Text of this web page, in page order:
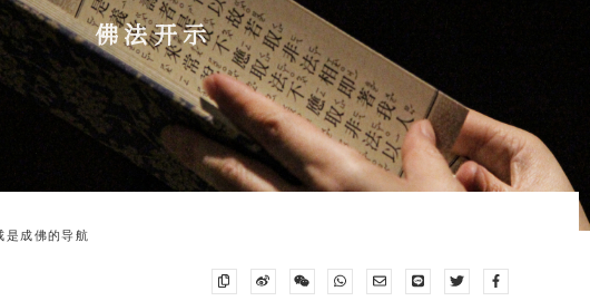
佛法开示
是成佛的导航